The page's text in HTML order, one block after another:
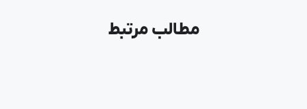
مطالب مرتبط